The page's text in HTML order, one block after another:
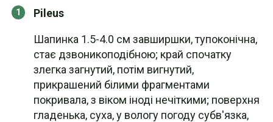
Pileus
Шапинка 1.5-4.0 см завширшки, тупоконічна,
стає дзвоникоподібною; край спочатку
злегка загнутий, потім вигнутий,
прикрашений білими фрагментами
покривала, з віком іноді нечіткими; поверхня
гладенька, суха, у вологу погоду субв'язка,